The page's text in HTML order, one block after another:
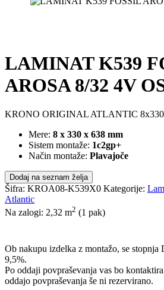
LAMINAT K539
AROSA 8/32 4V
KRONO ORIGINAL ATLANTIC
Mere: 8 x 330 x 638 mm
Sistem montaže: 1c2gp+
Način montaže: Plavajoče
Dodaj na seznam želja
Šifra: KROA08-K539X0 Kategorije:
Atlantic
Na zalogi: 2,32 m2 (1 pak)
Ob nakupu izdelka z montažo, se
9,5%.
Po oddaji povpraševanja vas bo
oddajo povpraševanja še ni rezervirano.